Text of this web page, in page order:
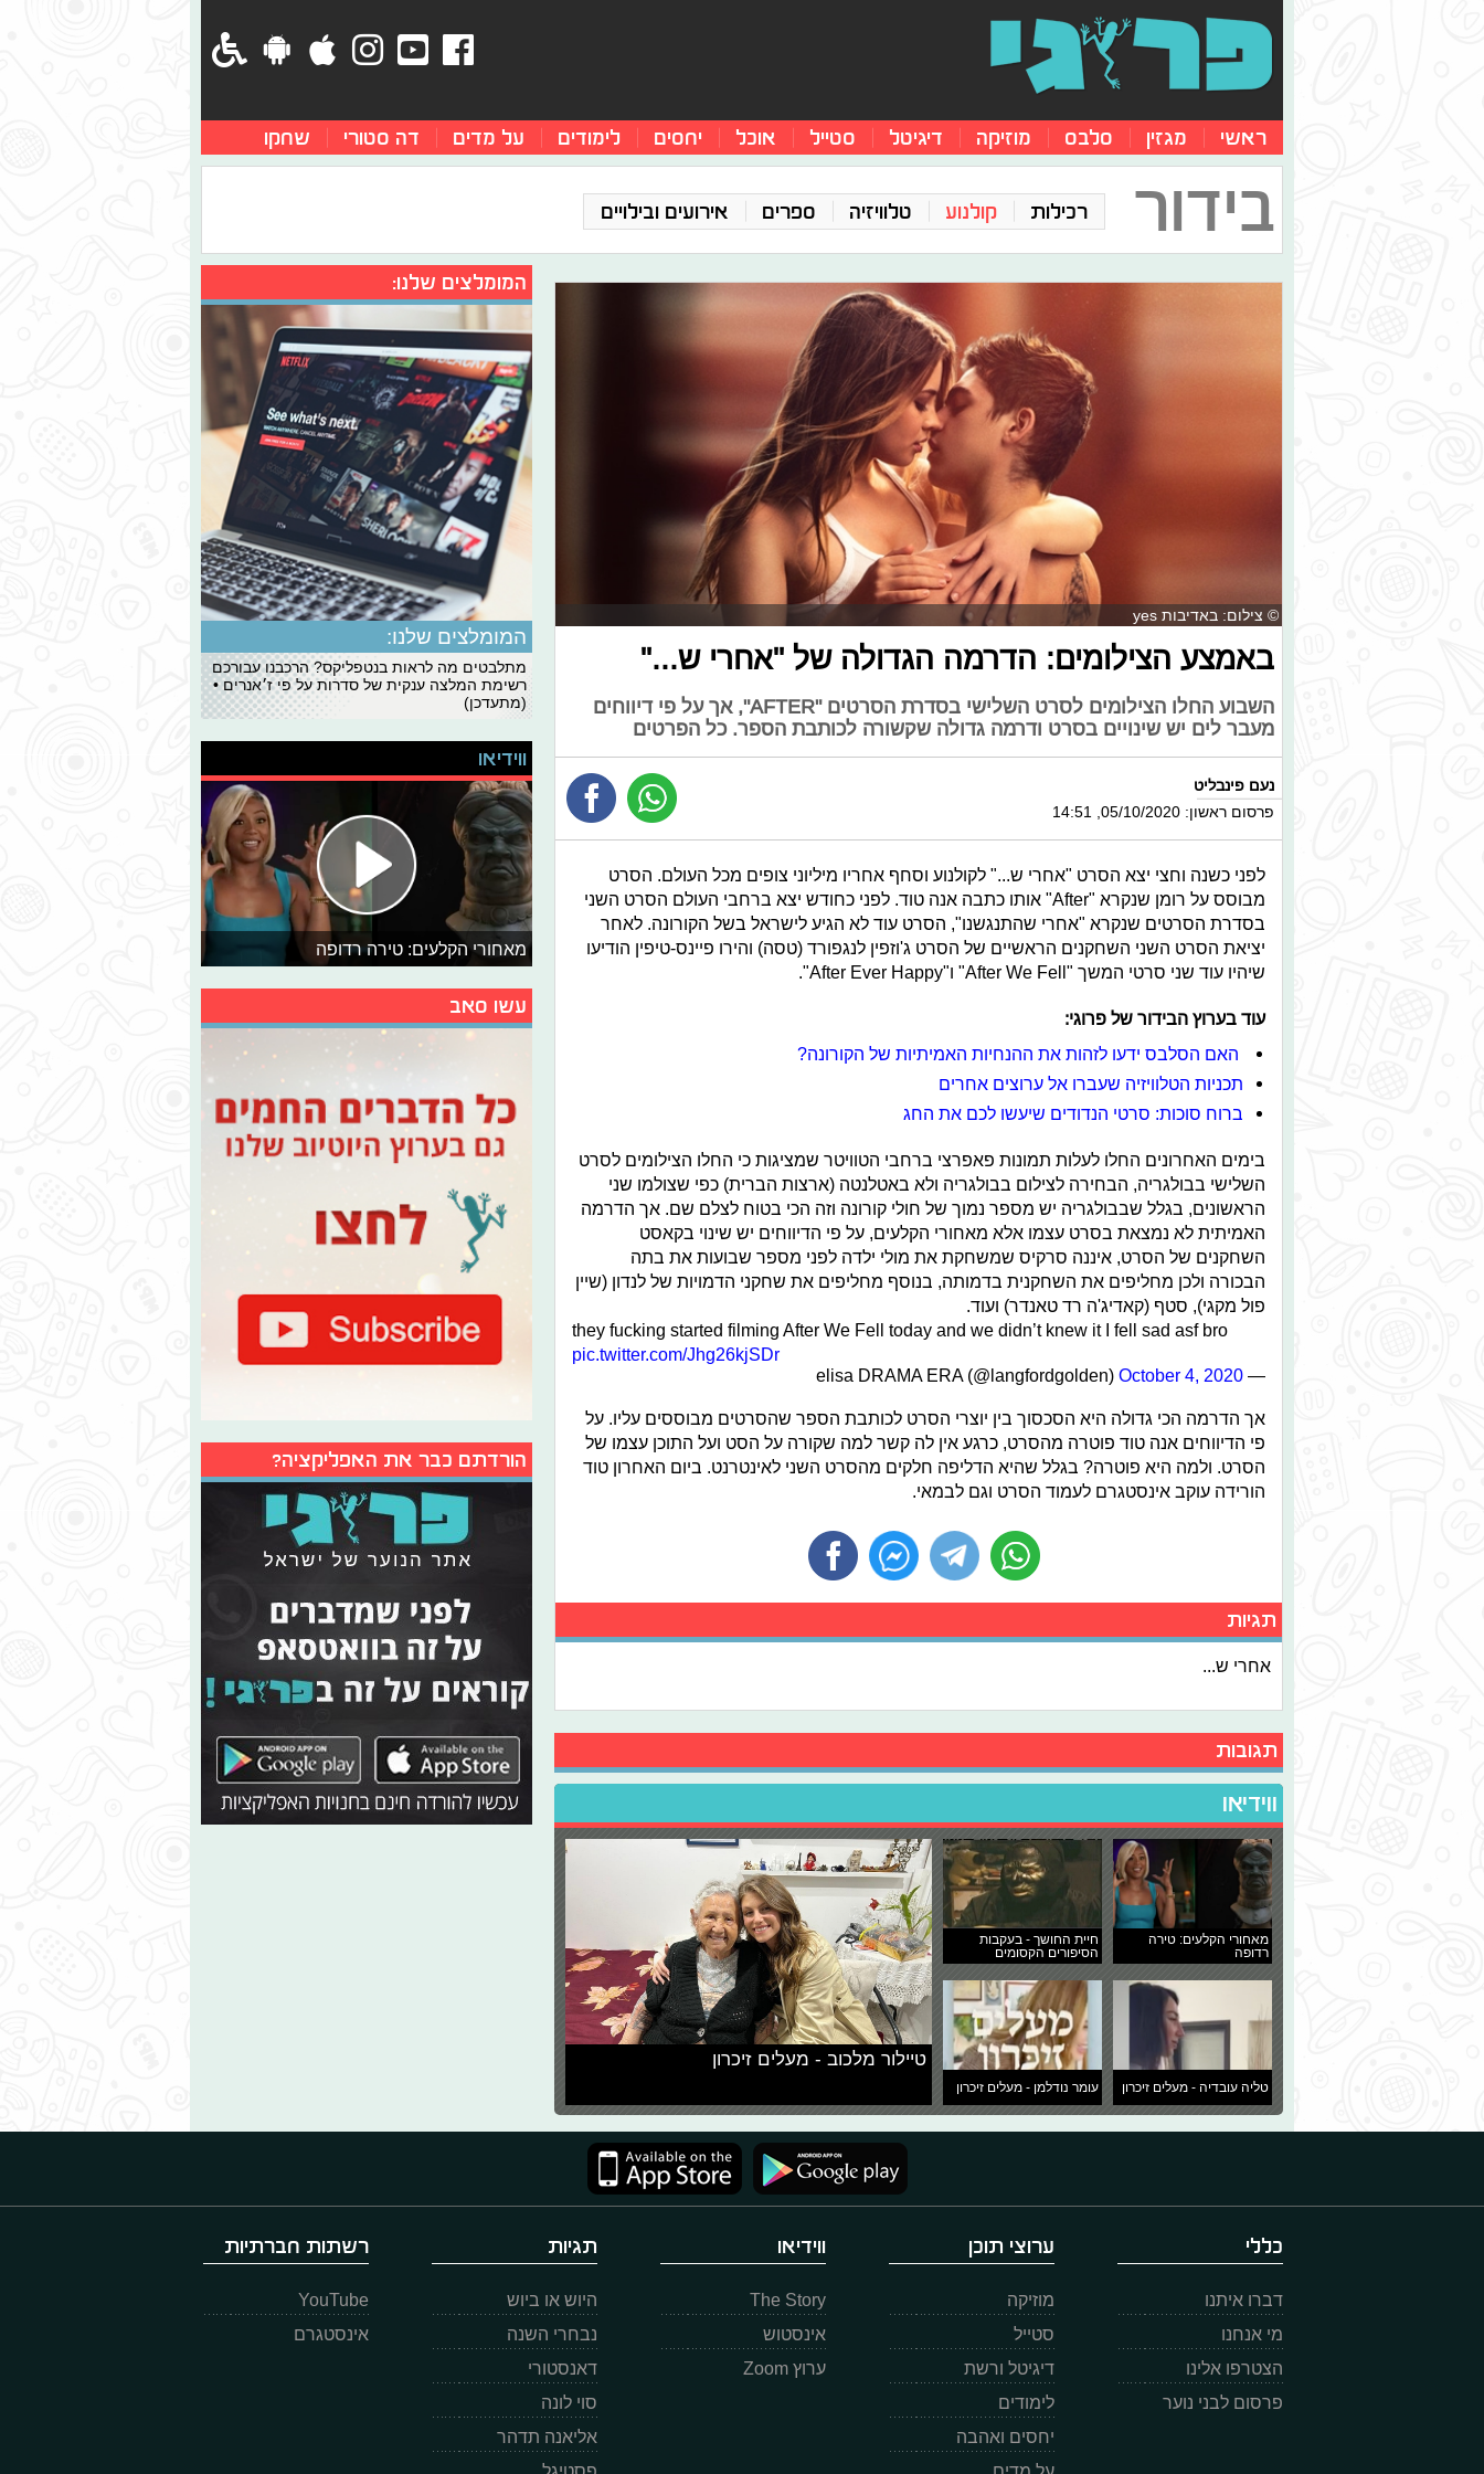
ראשי מגזין סלבס מוזיקה דיגיטל סטייל אוכל יחסים לימודים על מדים דה סטורי שחקו
בידור רכילות קולנוע טלוויזיה ספרים אירועים ובילויים
© צילום: באדיבות yes
באמצע הצילומים: הדרמה הגדולה של "אחרי ש..."
השבוע החלו הצילומים לסרט השלישי בסדרת הסרטים "AFTER", אך על פי דיווחים
מעבר לים יש שינויים בסרט ודרמה גדולה שקשורה לכותבת הספר. כל הפרטים
נעם פינבליט
פרסום ראשון: 05/10/2020, 14:51
לפני כשנה וחצי יצא הסרט "אחרי ש..." לקולנוע וסחף אחריו מיליוני צופים מכל העולם. הסרט
מבוסס על רומן שנקרא "After" אותו כתבה אנה טוד. לפני כחודש יצא ברחבי העולם הסרט השני
בסדרת הסרטים שנקרא "אחרי שהתנגשנו", הסרט עוד לא הגיע לישראל בשל הקורונה. לאחר
יציאת הסרט השני השחקנים הראשיים של הסרט ג'וזפין לנגפורד (טסה) והירו פיינס-טיפין הודיעו
שיהיו עוד שני סרטי המשך "After We Fell" ו"After Ever Happy".
עוד בערוץ הבידור של פרוגי:
האם הסלבס ידעו לזהות את ההנחיות האמיתיות של הקורונה?
תכניות הטלוויזיה שעברו אל ערוצים אחרים
ברוח סוכות: סרטי הנדודים שיעשו לכם את החג
בימים האחרונים החלו לעלות תמונות פאפרצי ברחבי הטוויטר שמציגות כי החלו הצילומים לסרט
השלישי בבולגריה, הבחירה לצילום בבולגריה ולא באטלנטה (ארצות הברית) כפי שצולמו שני
הראשונים, בגלל שבבולגריה יש מספר נמוך של חולי קורונה וזה הכי בטוח לצלם שם. אך הדרמה
האמיתית לא נמצאת בסרט עצמו אלא מאחורי הקלעים, על פי הדיווחים יש שינוי בקאסט
השחקנים של הסרט, איננה סרקיס שמשחקת את מולי ילדה לפני מספר שבועות את בתה
הבכורה ולכן מחליפים את השחקנית בדמותה, בנוסף מחליפים את שחקני הדמויות של לנדון (שיין
פול מקגי), סטף (קאדיג'ה רד טאנדר) ועוד.
they fucking started filming After We Fell today and we didn’t knew it I fell sad asf bro
pic.twitter.com/Jhg26kjSDr
— elisa DRAMA ERA (@langfordgolden)
October 4, 2020
אך הדרמה הכי גדולה היא הסכסוך בין יוצרי הסרט לכותבת הספר שהסרטים מבוססים עליו. על
פי הדיווחים אנה טוד פוטרה מהסרט, כרגע אין לה קשר למה שקורה על הסט ועל התוכן עצמו של
הסרט. ולמה היא פוטרה? בגלל שהיא הדליפה חלקים מהסרט השני לאינטרנט. ביום האחרון טוד
הורידה עוקב אינסטגרם לעמוד הסרט וגם לבמאי.
תגיות
אחרי ש...
תגובות
ווידיאו
מאחורי הקלעים: טירה
רדופה
חיית החושך - בעקבות
הסיפורים הקסומים
טליה עובדיה - מעלים זיכרון עומר נודלמן - מעלים זיכרון
טיילור מלכוב - מעלים זיכרון
המומלצים שלנו:
המומלצים שלנו:
מתלבטים מה לראות בנטפליקס? הרכבנו עבורכם
רשימת המלצה ענקית של סדרות על פי ז׳אנרים •
(מתעדכן)
ווידיאו
מאחורי הקלעים: טירה רדופה
עשו סאב
הורדתם כבר את האפליקציה?
כללי
דברו איתנו
מי אנחנו
הצטרפו אלינו
פרסום לבני נוער
ערוצי תוכן
מוזיקה
סטייל
דיגיטל ורשת
לימודים
יחסים ואהבה
ווידיאו
The Story
אינסטוש
ערוץ Zoom
תגיות
היוש או ביוש
נבחרי השנה
דאנסטורי
סוי לונה
אליאנה תדהר
רשתות חברתיות
YouTube
אינסטגרם